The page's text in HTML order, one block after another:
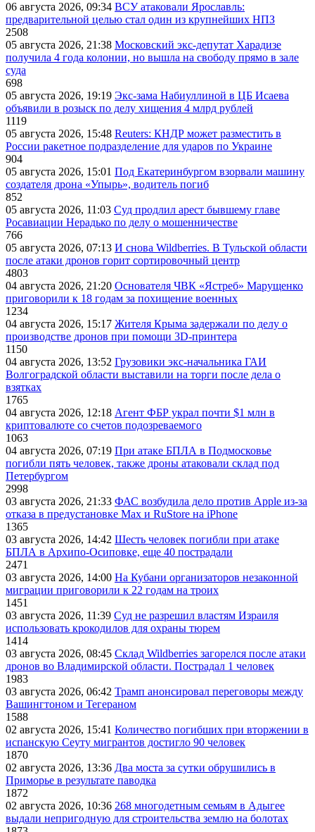
06 августа 2026, 09:34 ВСУ атаковали Ярославль:
предварительной целью стал один из крупнейших НПЗ
2508
05 августа 2026, 21:38 Московский экс-депутат Харадизе
получила 4 года колонии, но вышла на свободу прямо в зале
суда
698
05 августа 2026, 19:19 Экс-зама Набиуллиной в ЦБ Исаева
объявили в розыск по делу хищения 4 млрд рублей
1119
05 августа 2026, 15:48 Reuters: КНДР может разместить в
России ракетное подразделение для ударов по Украине
904
05 августа 2026, 15:01 Под Екатеринбургом взорвали машину
создателя дрона «Упырь», водитель погиб
852
05 августа 2026, 11:03 Суд продлил арест бывшему главе
Росавиации Нерадько по делу о мошенничестве
766
05 августа 2026, 07:13 И снова Wildberries. В Тульской области
после атаки дронов горит сортировочный центр
4803
04 августа 2026, 21:20 Основателя ЧВК «Ястреб» Марущенко
приговорили к 18 годам за похищение военных
1234
04 августа 2026, 15:17 Жителя Крыма задержали по делу о
производстве дронов при помощи 3D‑принтера
1150
04 августа 2026, 13:52 Грузовики экс-начальника ГАИ
Волгоградской области выставили на торги после дела о
взятках
1765
04 августа 2026, 12:18 Агент ФБР украл почти $1 млн в
криптовалюте со счетов подозреваемого
1063
04 августа 2026, 07:19 При атаке БПЛА в Подмосковье
погибли пять человек, также дроны атаковали склад под
Петербургом
2998
03 августа 2026, 21:33 ФАС возбудила дело против Apple из-за
отказа в предустановке Max и RuStore на iPhone
1365
03 августа 2026, 14:42 Шесть человек погибли при атаке
БПЛА в Архипо-Осиповке, еще 40 пострадали
2471
03 августа 2026, 14:00 На Кубани организаторов незаконной
миграции приговорили к 22 годам на троих
1451
03 августа 2026, 11:39 Суд не разрешил властям Израиля
использовать крокодилов для охраны тюрем
1414
03 августа 2026, 08:45 Склад Wildberries загорелся после атаки
дронов во Владимирской области. Пострадал 1 человек
1983
03 августа 2026, 06:42 Трамп анонсировал переговоры между
Вашингтоном и Тегераном
1588
02 августа 2026, 15:41 Количество погибших при вторжении в
испанскую Сеуту мигрантов достигло 90 человек
1870
02 августа 2026, 13:36 Два моста за сутки обрушились в
Приморье в результате паводка
1872
02 августа 2026, 10:36 268 многодетным семьям в Адыгее
выдали непригодную для строительства землю на болотах